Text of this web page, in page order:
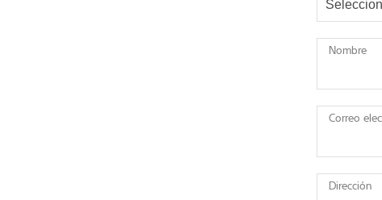
Nombre
Correo
Dirección